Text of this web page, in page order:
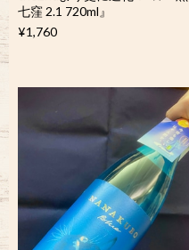
七窪 2.1 720ml』
¥1,760